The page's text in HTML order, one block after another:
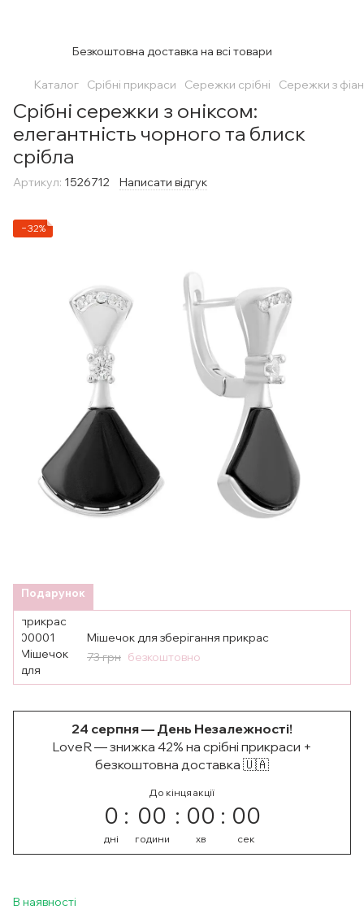
Безкоштовна доставка на всі товари
Каталог Срібні прикраси Сережки срібні Сережки з
Срібні сережки з оніксом:
елегантність чорного та блиск
срібла
Артикул: 1526712 Написати відгук
−32%
Подарунок
Мішечок для зберігання прикрас
73 грн безкоштовно
24 серпня — День Незалежності!
LoveR — знижка 42% на срібні прикраси +
безкоштовна доставка 🇺🇦
До кінця акції
0
дні
00
години
00
хв
00
сек
В наявності